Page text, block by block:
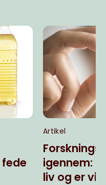
Artikel
igennem:
liv og er